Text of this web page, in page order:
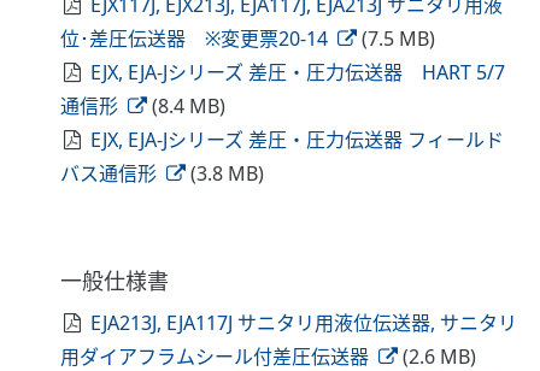
位･差圧伝送器 ※変更票20-14
(7.5 MB)
EJX, EJA-Jシリーズ 差圧・圧力伝送器 HART 5/7
通信形
(8.4 MB)
EJX, EJA-Jシリーズ 差圧・圧力伝送器 フィールド
バス通信形
(3.8 MB)
一般仕様書
EJA213J, EJA117J サニタリ用液位伝送器, サニタリ
用ダイアフラムシール付差圧伝送器
(2.6 MB)